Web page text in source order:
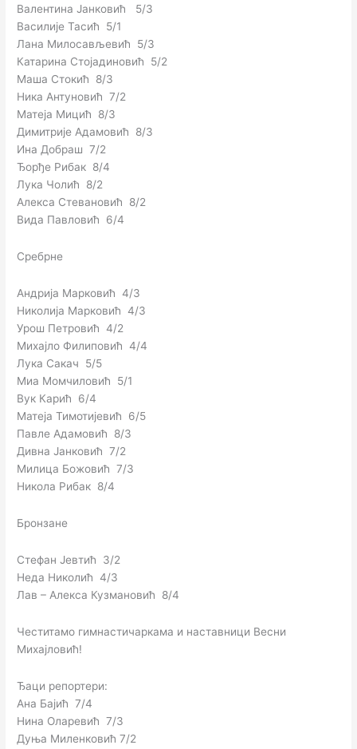
Валентина Јанковић 5/3
Василије Тасић 5/1
Лана Милосављевић 5/3
Катарина Стојадиновић 5/2
Маша Стокић 8/3
Ника Антуновић 7/2
Матеја Мицић 8/3
Димитрије Адамовић 8/3
Ина Добраш 7/2
Ђорђе Рибак 8/4
Лука Чолић 8/2
Алекса Стевановић 8/2
Вида Павловић 6/4
Сребрне
Андрија Марковић 4/3
Николија Марковић 4/3
Урош Петровић 4/2
Михајло Филиповић 4/4
Лука Сакач 5/5
Миа Момчиловић 5/1
Вук Карић 6/4
Матеја Тимотијевић 6/5
Павле Адамовић 8/3
Дивна Јанковић 7/2
Милица Божовић 7/3
Никола Рибак 8/4
Бронзане
Стефан Јевтић 3/2
Неда Николић 4/3
Лав – Алекса Кузмановић 8/4
Честитамо гимнастичаркама и наставници Весни
Михајловић!
Ђаци репортери:
Ана Бајић 7/4
Нина Оларевић 7/3
Дуња Миленковић 7/2